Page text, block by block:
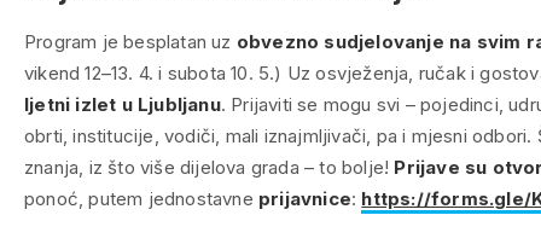
Program je besplatan uz obvezno sudjelovanje na svim
vikend 12–13. 4. i subota 10. 5.) Uz osvježenja, ručak i
ljetni izlet u Ljubljanu. Prijaviti se mogu svi – pojedinci,
obrti, institucije, vodiči, mali iznajmljivači, pa i mjesni
znanja, iz što više dijelova grada – to bolje! Prijave su
ponoć, putem jednostavne prijavnice: https://forms.gle/